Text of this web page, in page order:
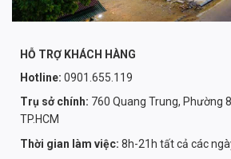
HỖ TRỢ KHÁCH HÀNG
Hotline: 0901.655.119
Trụ sở chính: 760 Quang Trung, Phường
TP.HCM
Thời gian làm việc: 8h-21h tất cả các